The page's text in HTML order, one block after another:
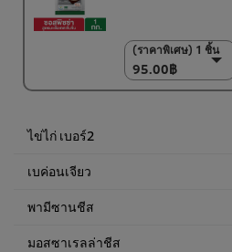
(ราคาพิเศษ) 1 ชิ้น
95.00฿
(ราคาพิเศษ) 1 ชิ้น
95.00฿
(ราคาพิเศษ) แพ็ค 9
ไข่ไก่ เบอร์2
เบค่อนเจียว
พามีซานชีส
มอสซาเรลล่าชีส